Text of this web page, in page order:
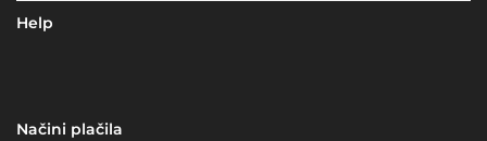
Help
Načini plačila